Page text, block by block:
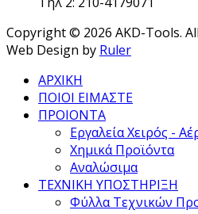
Copyright © 2026 AKD-Tools.
Web Design by Ruler
ΑΡΧΙΚΗ
ΠΟΙΟΙ ΕΙΜΑΣΤΕ
ΠΡΟΙΟΝΤΑ
Εργαλεία Χειρός -
Χημικά Προϊόντα
Αναλώσιμα
ΤΕΧΝΙΚΗ ΥΠΟΣΤΗΡΙΞΗ
Φύλλα Τεχνικών